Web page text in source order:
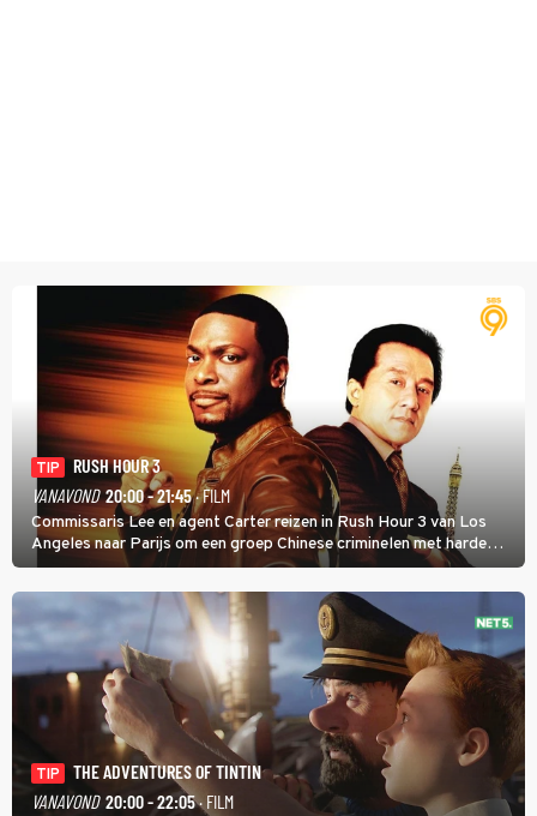
TIP
RUSH HOUR 3
VANAVOND 20:00 - 21:45· FILM
Commissaris Lee en agent Carter reizen in Rush Hour 3 van Los
Angeles naar Parijs om een groep Chinese criminelen met harde
hand aan te pakken.
TIP
THE ADVENTURES OF TINTIN
VANAVOND 20:00 - 22:05· FILM